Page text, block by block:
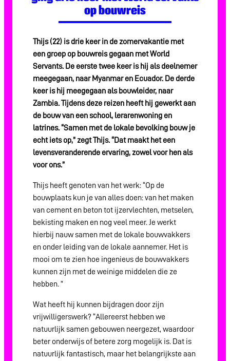
op bouwreis
Thijs (22) is drie keer in de zomervakantie met
een groep op bouwreis gegaan met World
Servants. De eerste twee keer is hij als deelnemer
meegegaan, naar Myanmar en Ecuador. De derde
keer is hij meegegaan als bouwleider, naar
Zambia. Tijdens deze reizen heeft hij gewerkt aan
de bouw van een school, lerarenwoning en
latrines. “Samen met de lokale bevolking bouw je
echt iets op,” zegt Thijs. “Dat maakt het een
levensveranderende ervaring, zowel voor hen als
voor ons.”
Thijs heeft genoten van het werk: “Op de
bouwplaats kun je van alles doen: van het maken
van cement en beton tot ijzervlechten, metselen,
bekisting maken en nog veel meer. Je werkt
hierbij nauw samen met de lokale bouwvakkers
en onder leiding van de lokale aannemer. Het is
mooi om te zien hoe ingenieus de bouwvakkers
kunnen zijn met de weinige middelen die ze
hebben. ”
Wat heeft hij kunnen bijdragen door zijn
vrijwilligerswerk? “Allereerst hebben we
natuurlijk samen gebouwen neergezet, waardoor
beter onderwijs of betere zorg mogelijk is. Dat is
natuurlijk fantastisch, maar het belangrijkste aan
Over ons
Contact